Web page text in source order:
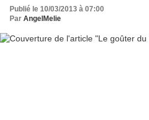
Publié le 10/03/2013 à 07:00
Par AngelMelie